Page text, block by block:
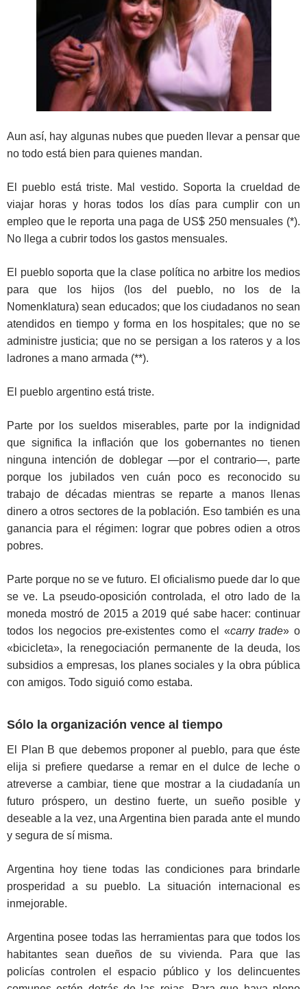
Aun así, hay algunas nubes que pueden llevar a pensar que
no todo está bien para quienes mandan.
El pueblo está triste. Mal vestido. Soporta la crueldad de
viajar horas y horas todos los días para cumplir con un
empleo que le reporta una paga de US$ 250 mensuales (*).
No llega a cubrir todos los gastos mensuales.
El pueblo soporta que la clase política no arbitre los medios
para que los hijos (los del pueblo, no los de la
Nomenklatura) sean educados; que los ciudadanos no sean
atendidos en tiempo y forma en los hospitales; que no se
administre justicia; que no se persigan a los rateros y a los
ladrones a mano armada (**).
El pueblo argentino está triste.
Parte por los sueldos miserables, parte por la indignidad
que significa la inflación que los gobernantes no tienen
ninguna intención de doblegar —por el contrario—, parte
porque los jubilados ven cuán poco es reconocido su
trabajo de décadas mientras se reparte a manos llenas
dinero a otros sectores de la población. Eso también es una
ganancia para el régimen: lograr que pobres odien a otros
pobres.
Parte porque no se ve futuro. El oficialismo puede dar lo que
se ve. La pseudo-oposición controlada, el otro lado de la
moneda mostró de 2015 a 2019 qué sabe hacer: continuar
todos los negocios pre-existentes como el «carry trade» o
«bicicleta», la renegociación permanente de la deuda, los
subsidios a empresas, los planes sociales y la obra pública
con amigos. Todo siguió como estaba.
Sólo la organización vence al tiempo
El Plan B que debemos proponer al pueblo, para que éste
elija si prefiere quedarse a remar en el dulce de leche o
atreverse a cambiar, tiene que mostrar a la ciudadanía un
futuro próspero, un destino fuerte, un sueño posible y
deseable a la vez, una Argentina bien parada ante el mundo
y segura de sí misma.
Argentina hoy tiene todas las condiciones para brindarle
prosperidad a su pueblo. La situación internacional es
inmejorable.
Argentina posee todas las herramientas para que todos los
habitantes sean dueños de su vivienda. Para que las
policías controlen el espacio público y los delincuentes